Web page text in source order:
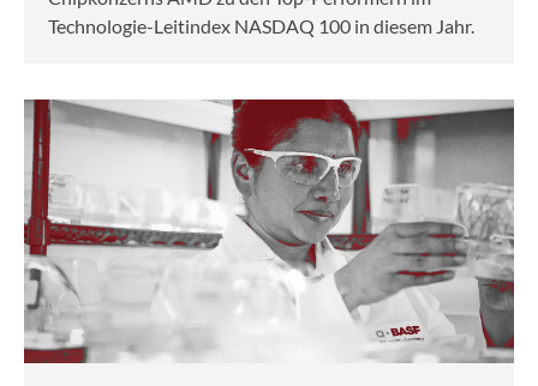
Technologie-Leitindex NASDAQ 100 in diesem Jahr.